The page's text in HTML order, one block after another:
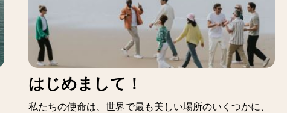
はじめまして！
私たちの使命は、世界で最も美しい場所のいくつかに、